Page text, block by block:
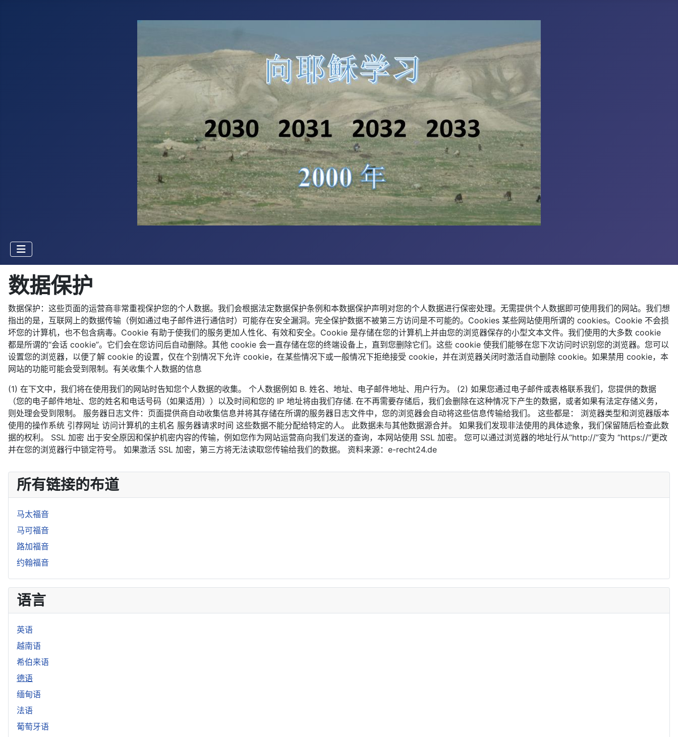
数据保护
数据保护：这些页面的运营商非常重视保护您的个人数据。我们会根据法定数据保护条例和本数据保护声明对您的个人数据进行保密处理。无需提供个人数据即可使用我们的网站。我们想
指出的是，互联网上的数据传输（例如通过电子邮件进行通信时）可能存在安全漏洞。完全保护数据不被第三方访问是不可能的。Cookies 某些网站使用所谓的 cookies。Cookie 不会损
坏您的计算机，也不包含病毒。Cookie 有助于使我们的服务更加人性化、有效和安全。Cookie 是存储在您的计算机上并由您的浏览器保存的小型文本文件。我们使用的大多数 cookie
都是所谓的“会话 cookie”。它们会在您访问后自动删除。其他 cookie 会一直存储在您的终端设备上，直到您删除它们。这些 cookie 使我们能够在您下次访问时识别您的浏览器。您可以
设置您的浏览器，以便了解 cookie 的设置，仅在个别情况下允许 cookie，在某些情况下或一般情况下拒绝接受 cookie，并在浏览器关闭时激活自动删除 cookie。如果禁用 cookie，本
网站的功能可能会受到限制。有关收集个人数据的信息
(1) 在下文中，我们将在使用我们的网站时告知您个人数据的收集。 个人数据例如 B. 姓名、地址、电子邮件地址、用户行为。 (2) 如果您通过电子邮件或表格联系我们，您提供的数据
（您的电子邮件地址、您的姓名和电话号码（如果适用））以及时间和您的 IP 地址将由我们存储. 在不再需要存储后，我们会删除在这种情况下产生的数据，或者如果有法定存储义务，
则处理会受到限制。 服务器日志文件：页面提供商自动收集信息并将其存储在所谓的服务器日志文件中，您的浏览器会自动将这些信息传输给我们。 这些都是： 浏览器类型和浏览器版本
使用的操作系统 引荐网址 访问计算机的主机名 服务器请求时间 这些数据不能分配给特定的人。 此数据未与其他数据源合并。 如果我们发现非法使用的具体迹象，我们保留随后检查此数
据的权利。 SSL 加密 出于安全原因和保护机密内容的传输，例如您作为网站运营商向我们发送的查询，本网站使用 SSL 加密。 您可以通过浏览器的地址行从“http://”变为 “https://”更改
并在您的浏览器行中锁定符号。 如果激活 SSL 加密，第三方将无法读取您传输给我们的数据。 资料来源：e-recht24.de
所有链接的布道
马太福音
马可福音
路加福音
约翰福音
语言
英语
越南语
希伯来语
德语
缅甸语
法语
葡萄牙语